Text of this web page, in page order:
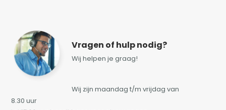
Vragen of hulp nodig?
Wij helpen je graag!
Wij zijn maandag t/m vrijdag van
8.30 uur